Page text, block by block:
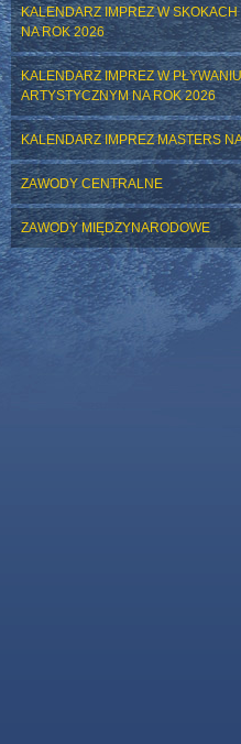
KALENDARZ IMPREZ W SKOKACH
NA ROK 2026
KALENDARZ IMPREZ W PŁYWANIU
ARTYSTYCZNYM NA ROK 2026
KALENDARZ IMPREZ MASTERS
ZAWODY CENTRALNE
ZAWODY MIĘDZYNARODOWE